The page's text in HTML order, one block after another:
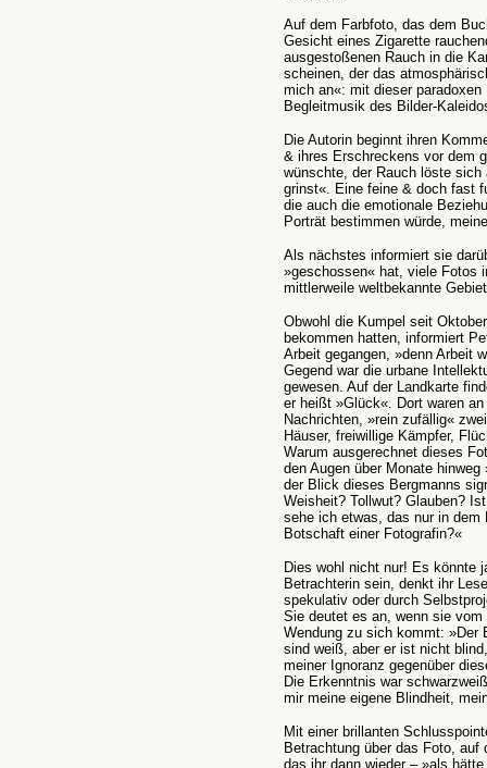
Auf dem Farbfoto, das dem
Gesicht eines Zigarette
ausgestoßenen Rauch in die
scheinen, der das
mich an«: mit dieser
Begleitmusik des Bilder-
Die Autorin beginnt ihren
& ihres Erschreckens vor dem
wünschte, der Rauch löste
grinst«. Eine feine & doch fast
die auch die emotionale
Porträt bestimmen würde,
Als nächstes informiert sie
»geschossen« hat, viele Fotos
mittlerweile weltbekannte
Obwohl die Kumpel seit
bekommen hatten, informiert
Arbeit gegangen, »denn Arbeit
Gegend war die urbane
gewesen. Auf der Landkarte
er heißt »Glück«. Dort waren
Nachrichten, »rein zufällig«
Häuser, freiwillige Kämpfer,
Warum ausgerechnet dieses
den Augen über Monate
der Blick dieses Bergmanns
Weisheit? Tollwut? Glauben?
sehe ich etwas, das nur in
Botschaft einer Fotografin?«
Dies wohl nicht nur! Es könnte
Betrachterin sein, denkt ihr
spekulativ oder durch
Sie deutet es an, wenn sie
Wendung zu sich kommt: »Der
sind weiß, aber er ist nicht
meiner Ignoranz gegenüber
Die Erkenntnis war
mir meine eigene Blindheit,
Mit einer brillanten
Betrachtung über das Foto,
das ihr dann wieder – »als